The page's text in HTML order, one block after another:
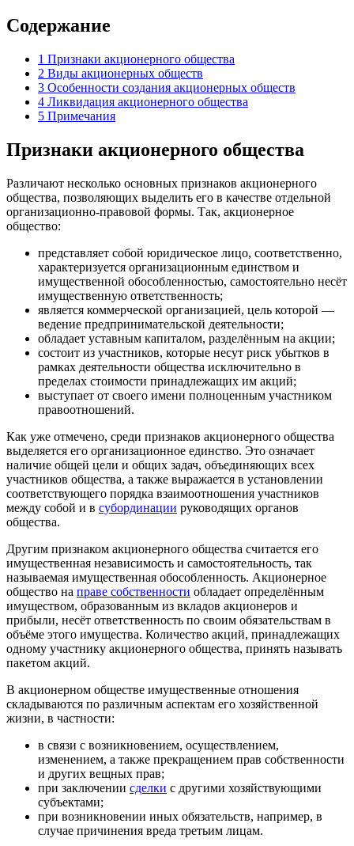
Содержание
1 Признаки акционерного общества
2 Виды акционерных обществ
3 Особенности создания акционерных обществ
4 Ликвидация акционерного общества
5 Примечания
Признаки акционерного общества
Различают несколько основных признаков акционерного
общества, позволяющих выделить его в качестве отдельной
организационно-правовой формы. Так, акционерное
общество:
представляет собой юридическое лицо, соответственно,
характеризуется организационным единством и
имущественной обособленностью, самостоятельно несёт
имущественную ответственность;
является коммерческой организацией, цель которой —
ведение предпринимательской деятельности;
обладает уставным капиталом, разделённым на акции;
состоит из участников, которые несут риск убытков в
рамках деятельности общества исключительно в
пределах стоимости принадлежащих им акций;
выступает от своего имени полноценным участником
правоотношений.
Как уже отмечено, среди признаков акционерного общества
выделяется его организационное единство. Это означает
наличие общей цели и общих задач, объединяющих всех
участников общества, а также выражается в установлении
соответствующего порядка взаимоотношения участников
между собой и в субординации руководящих органов
общества.
Другим признаком акционерного общества считается его
имущественная независимость и самостоятельность, так
называемая имущественная обособленность. Акционерное
общество на праве собственности обладает определённым
имуществом, образованным из вкладов акционеров и
прибыли, несёт ответственность по своим обязательствам в
объёме этого имущества. Количество акций, принадлежащих
одному участнику акционерного общества, принять называть
пакетом акций.
В акционерном обществе имущественные отношения
складываются по различным аспектам его хозяйственной
жизни, в частности:
в связи с возникновением, осуществлением,
изменением, а также прекращением прав собственности
и других вещных прав;
при заключении сделки с другими хозяйствующими
субъектами;
при возникновении иных обязательств, например, в
случае причинения вреда третьим лицам.